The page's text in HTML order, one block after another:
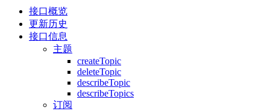
接口概览
更新历史
接口信息
主题
createTopic
deleteTopic
describeTopic
describeTopics
订阅